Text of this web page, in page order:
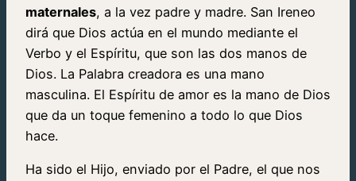
maternales, a la vez padre y madre. San Ireneo
dirá que Dios actúa en el mundo mediante el
Verbo y el Espíritu, que son las dos manos de
Dios. La Palabra creadora es una mano
masculina. El Espíritu de amor es la mano de Dios
que da un toque femenino a todo lo que Dios
hace.
Ha sido el Hijo, enviado por el Padre, el que nos